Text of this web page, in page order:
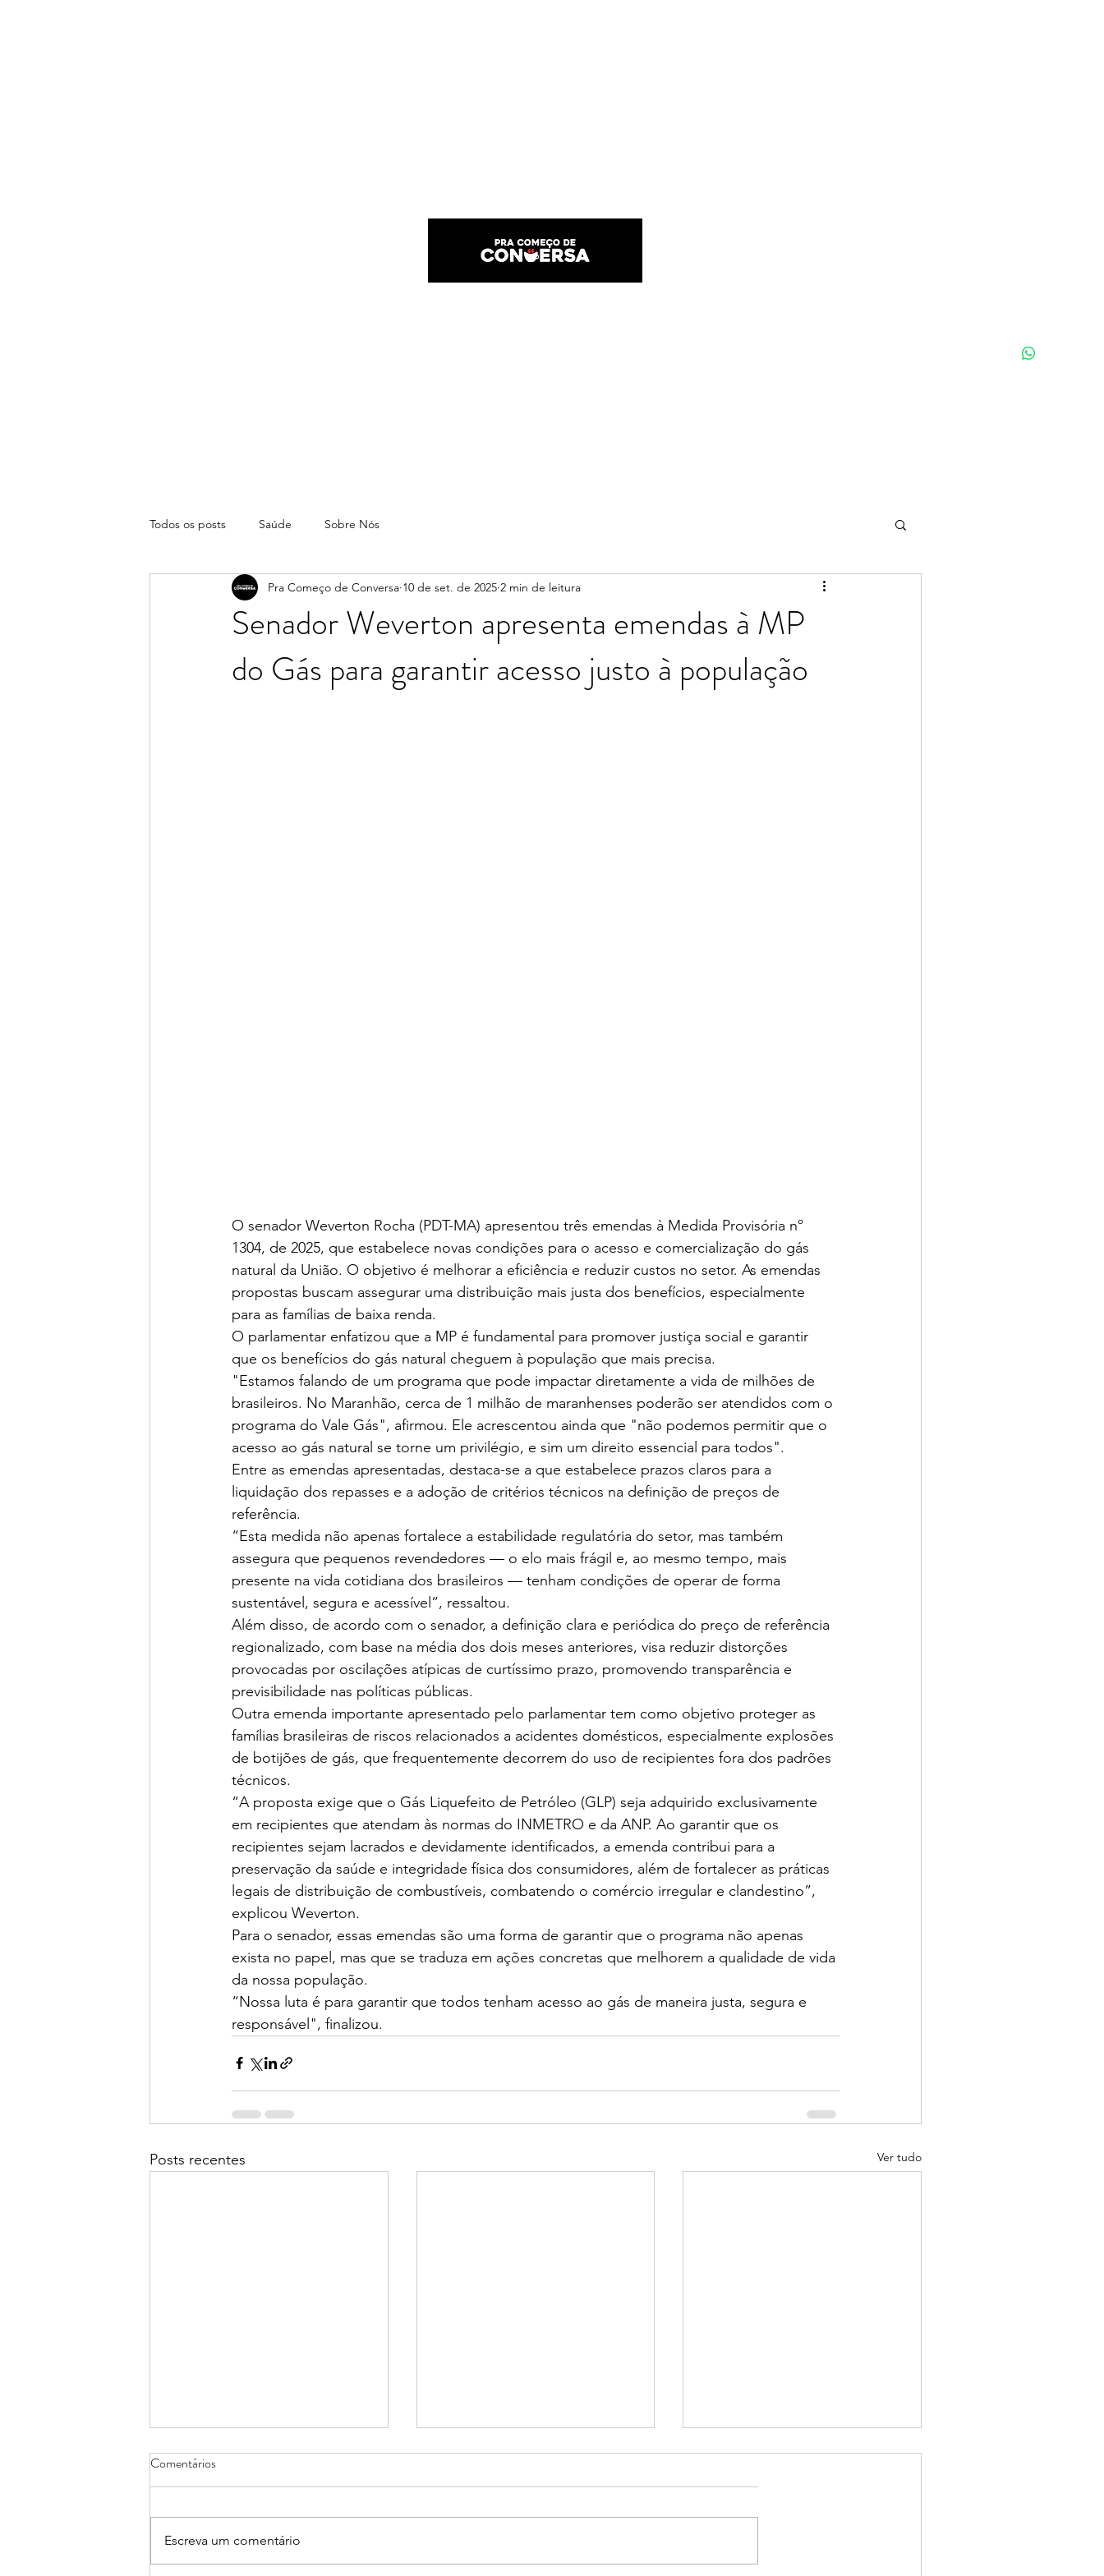
Todos os posts Saúde Sobre Nós
Senador Weverton apresenta emendas à MP
do Gás para garantir acesso justo à população
Pra Começo de Conversa 10 de set. de 2025 2 min de leitura
O senador Weverton Rocha (PDT-MA) apresentou três emendas à Medida Provisória nº
1304, de 2025, que estabelece novas condições para o acesso e comercialização do gás
natural da União. O objetivo é melhorar a eficiência e reduzir custos no setor. As emendas
propostas buscam assegurar uma distribuição mais justa dos benefícios, especialmente
para as famílias de baixa renda.
O parlamentar enfatizou que a MP é fundamental para promover justiça social e garantir
que os benefícios do gás natural cheguem à população que mais precisa.
"Estamos falando de um programa que pode impactar diretamente a vida de milhões de
brasileiros. No Maranhão, cerca de 1 milhão de maranhenses poderão ser atendidos com o
programa do Vale Gás", afirmou. Ele acrescentou ainda que "não podemos permitir que o
acesso ao gás natural se torne um privilégio, e sim um direito essencial para todos".
Entre as emendas apresentadas, destaca-se a que estabelece prazos claros para a
liquidação dos repasses e a adoção de critérios técnicos na definição de preços de
referência.
“Esta medida não apenas fortalece a estabilidade regulatória do setor, mas também
assegura que pequenos revendedores — o elo mais frágil e, ao mesmo tempo, mais
presente na vida cotidiana dos brasileiros — tenham condições de operar de forma
sustentável, segura e acessível”, ressaltou.
Além disso, de acordo com o senador, a definição clara e periódica do preço de referência
regionalizado, com base na média dos dois meses anteriores, visa reduzir distorções
provocadas por oscilações atípicas de curtíssimo prazo, promovendo transparência e
previsibilidade nas políticas públicas.
Outra emenda importante apresentado pelo parlamentar tem como objetivo proteger as
famílias brasileiras de riscos relacionados a acidentes domésticos, especialmente explosões
de botijões de gás, que frequentemente decorrem do uso de recipientes fora dos padrões
técnicos.
“A proposta exige que o Gás Liquefeito de Petróleo (GLP) seja adquirido exclusivamente
em recipientes que atendam às normas do INMETRO e da ANP. Ao garantir que os
recipientes sejam lacrados e devidamente identificados, a emenda contribui para a
preservação da saúde e integridade física dos consumidores, além de fortalecer as práticas
legais de distribuição de combustíveis, combatendo o comércio irregular e clandestino”,
explicou Weverton.
Para o senador, essas emendas são uma forma de garantir que o programa não apenas
exista no papel, mas que se traduza em ações concretas que melhorem a qualidade de vida
da nossa população.
“Nossa luta é para garantir que todos tenham acesso ao gás de maneira justa, segura e
responsável", finalizou.
Posts recentes Ver tudo
Comentários
Escreva um comentário